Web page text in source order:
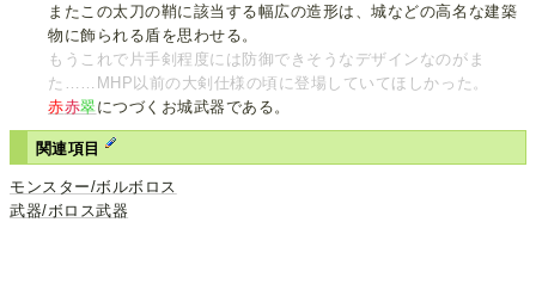
またこの太刀の鞘に該当する幅広の造形は、城などの高名な建築
物に飾られる盾を思わせる。
もうこれで片手剣程度には防御できそうなデザインなのがま
た……MHP以前の大剣仕様の頃に登場していてほしかった。
赤赤翠につづくお城武器である。
関連項目
モンスター/ボルボロス
武器/ボロス武器